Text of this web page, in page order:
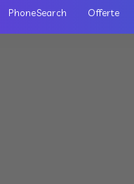
PhoneSearch Offerte